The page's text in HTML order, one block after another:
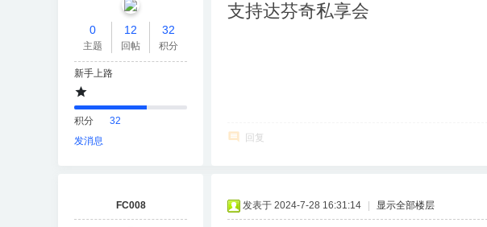
0
主题
12
回帖
32
积分
新手上路
积分
32
发消息
支持达芬奇私享会
回复
FC008 发表于 2024-7-28 16:31:14 显示全部楼层